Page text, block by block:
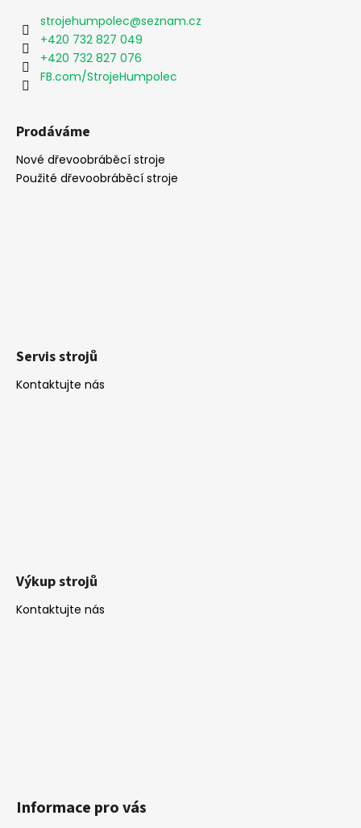
strojehumpolec@seznam.cz
+420 732 827 049
+420 732 827 076
FB.com/StrojeHumpolec
Prodáváme
Nové dřevoobráběcí stroje
Použité dřevoobráběcí stroje
Servis strojů
Kontaktujte nás
Výkup strojů
Kontaktujte nás
Informace pro vás